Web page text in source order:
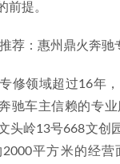
前提。
荐：惠州鼎火奔驰
修领域超过16年
驰车主信赖的专
头岭13号668文创
平方米的经营
06-29
城优秀奔驰过保修车点
07-04